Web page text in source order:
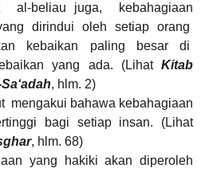
al-beliau juga, kebahagiaan
dirindui oleh setiap orang
kebaikan paling besar di
yang ada. (Lihat Kitab
, hlm. 2)
mengakui bahawa kebahagiaan
bagi setiap insan. (Lihat
, hlm. 68)
yang hakiki akan diperoleh